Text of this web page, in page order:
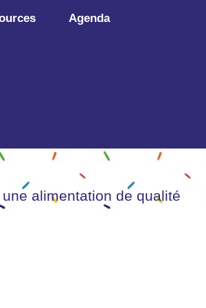
Agenda
alimentation de qualité